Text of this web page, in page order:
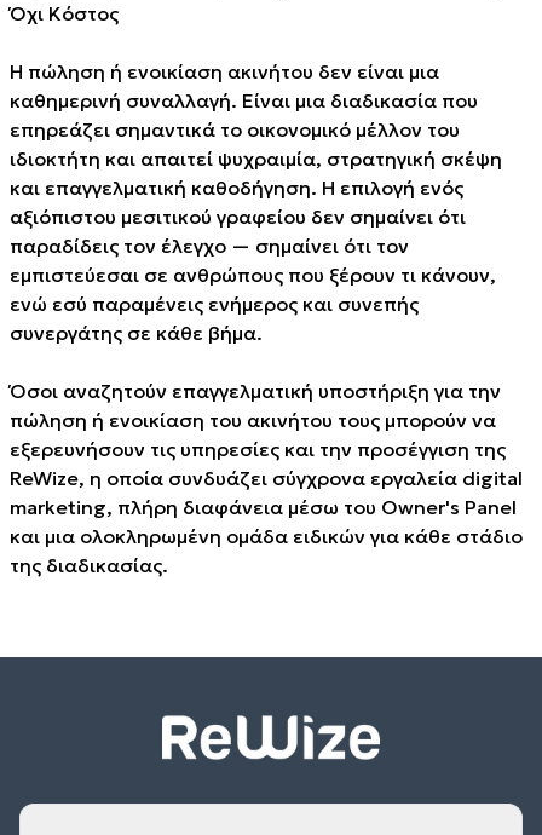
Όχι Κόστος
Η πώληση ή ενοικίαση ακινήτου δεν είναι μια
καθημερινή συναλλαγή. Είναι μια διαδικασία που
επηρεάζει σημαντικά το οικονομικό μέλλον του
ιδιοκτήτη και απαιτεί ψυχραιμία, στρατηγική σκέψη
και επαγγελματική καθοδήγηση. Η επιλογή ενός
αξιόπιστου μεσιτικού γραφείου δεν σημαίνει ότι
παραδίδεις τον έλεγχο — σημαίνει ότι τον
εμπιστεύεσαι σε ανθρώπους που ξέρουν τι κάνουν,
ενώ εσύ παραμένεις ενήμερος και συνεπής
συνεργάτης σε κάθε βήμα.
Όσοι αναζητούν επαγγελματική υποστήριξη για την
πώληση ή ενοικίαση του ακινήτου τους μπορούν να
εξερευνήσουν τις υπηρεσίες και την προσέγγιση της
ReWize, η οποία συνδυάζει σύγχρονα εργαλεία digital
marketing, πλήρη διαφάνεια μέσω του Owner's Panel
και μια ολοκληρωμένη ομάδα ειδικών για κάθε στάδιο
της διαδικασίας.